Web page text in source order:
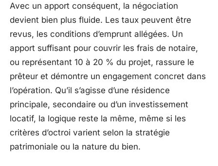
Avec un apport conséquent, la négociation
devient bien plus fluide. Les taux peuvent être
revus, les conditions d’emprunt allégées. Un
apport suffisant pour couvrir les frais de notaire,
ou représentant 10 à 20 % du projet, rassure le
prêteur et démontre un engagement concret dans
l’opération. Qu’il s’agisse d’une résidence
principale, secondaire ou d’un investissement
locatif, la logique reste la même, même si les
critères d’octroi varient selon la stratégie
patrimoniale ou la nature du bien.